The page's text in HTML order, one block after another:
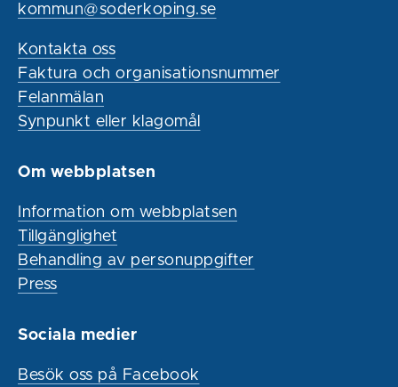
kommun@soderkoping.se
Kontakta oss
Faktura och organisationsnummer
Felanmälan
Synpunkt eller klagomål
Om webbplatsen
Information om webbplatsen
Tillgänglighet
Behandling av personuppgifter
Press
Sociala medier
Besök oss på Facebook